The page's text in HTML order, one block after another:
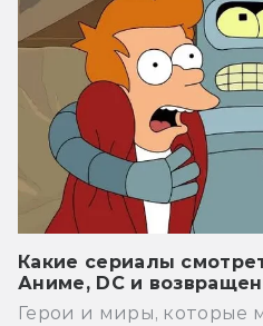
Какие сериалы
Аниме, DC и
Герои и миры, которые